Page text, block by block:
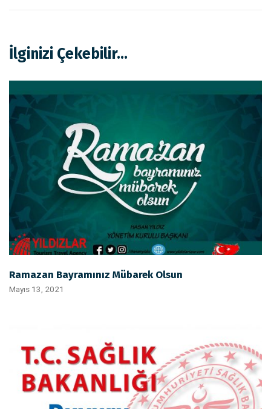
İlginizi Çekebilir...
Ramazan Bayramınız Mübarek Olsun
Mayıs 13, 2021